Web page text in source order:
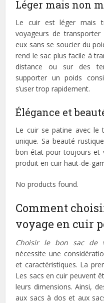
Léger mais non
Le cuir est léger mais
voyageurs de
eux sans se soucier du
rend le sac plus facile à
distance ou sur des
supporter un poids
s’user trop rapidement.
Élégance et
Le cuir se patine avec le
unique. Sa beauté
bon état pour toujours et
produit en cuir haut-de-
No products found.
Comment
voyage en cuir
Choisir le bon sac de
nécessite une
et caractéristiques. La
Les sacs en cuir peuvent
leurs dimensions. Ainsi,
aux sacs à dos et aux